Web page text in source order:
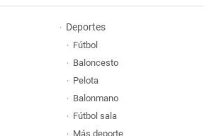
Deportes
Fútbol
Baloncesto
Pelota
Balonmano
Fútbol sala
Más deporte